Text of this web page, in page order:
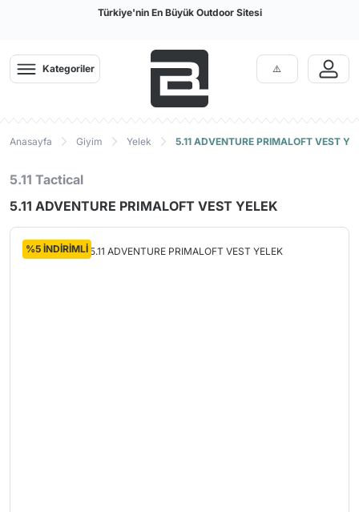
Türkiye'nin En Büyük Outdoor Sitesi
Kategoriler
Anasayfa Giyim Yelek 5.11 ADVENTURE PRIMALOFT VEST
5.11 Tactical
5.11 ADVENTURE PRIMALOFT VEST YELEK
%5 İNDİRİMLİ